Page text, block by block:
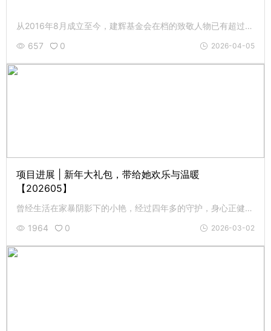
从2016年8月成立至今，建辉基金会在档的致敬人物已有超过百人永远离开了我们。他们虽然已经离去，但留下的光，仍然亮着......
657
0 2026-04-05
项目进展 | 新年大礼包，带给她欢乐与温暖
【202605】
曾经生活在家暴阴影下的小艳，经过四年多的守护，身心正健康成长。2月8日，志愿者特意为她送去新年大礼包。
1964
0 2026-03-02